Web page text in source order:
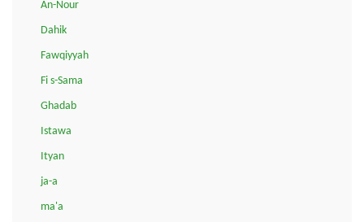
An-Nour
Dahik
Fawqiyyah
Fi s-Sama
Ghadab
Istawa
Ityan
ja-a
ma'a